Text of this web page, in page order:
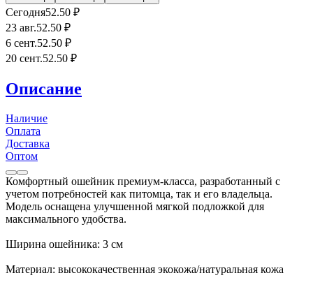
Сегодня52.50 ₽
23 авг.52.50 ₽
6 сент.52.50 ₽
20 сент.52.50 ₽
Описание
Наличие
Оплата
Доставка
Оптом
Комфортный ошейник премиум-класса, разработанный с
учетом потребностей как питомца, так и его владельца.
Модель оснащена улучшенной мягкой подложкой для
максимального удобства.
Ширина ошейника: 3 см
Материал: высококачественная экокожа/натуральная кожа